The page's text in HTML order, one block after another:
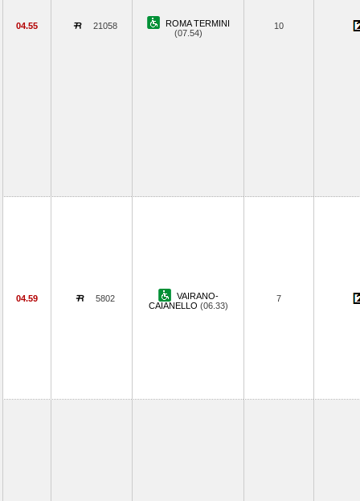
04.55 21058
ROMA TERMINI
(07.54)
10
04.59 5802
VAIRANO-
CAIANELLO (06.33)
7